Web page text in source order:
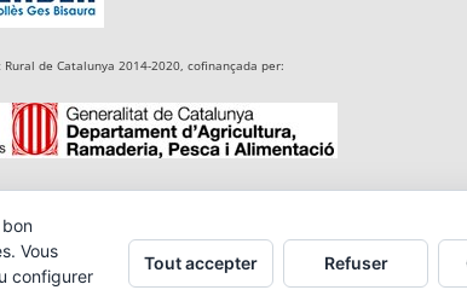
de Catalunya 2014-2020, cofinançada per:
Vous
configurer
Tout accepter Refuser